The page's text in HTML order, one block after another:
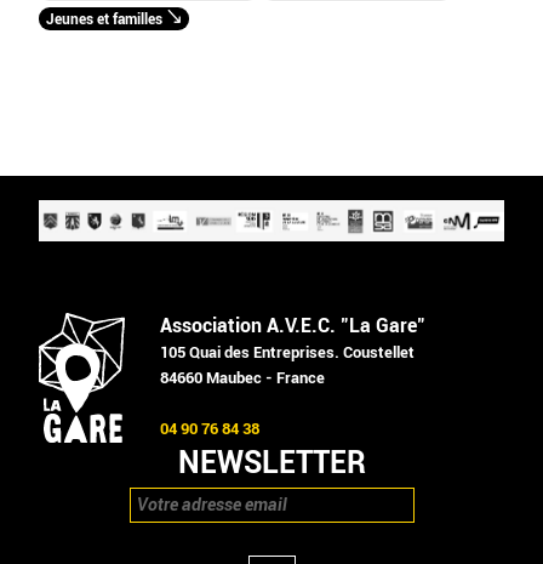
Jeunes et familles
Association A.V.E.C. "La Gare"
105 Quai des Entreprises. Coustellet
84660 Maubec - France
04 90 76 84 38
NEWSLETTER